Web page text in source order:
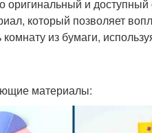
и доступный
который позволяет
комнату из бумаги,
материалы: